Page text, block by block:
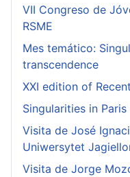
VII Congreso de
RSME
Mes temático:
transcendence
XXI edition of
Singularities in
Visita de José
Uniwersytet
Visita de Jorge